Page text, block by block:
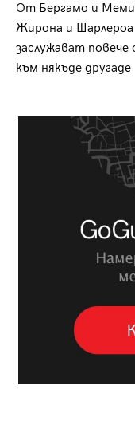
От Бергамо и
Жирона и
заслужават
към някъде другаде